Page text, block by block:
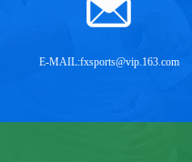
E-MAIL:fxsports@vip.163.com